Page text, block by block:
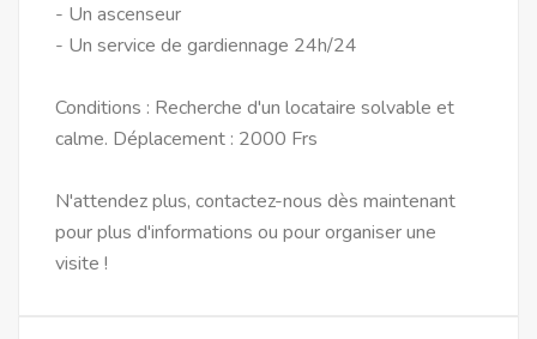
- Un ascenseur
- Un service de gardiennage 24h/24
Conditions : Recherche d'un locataire solvable et
calme. Déplacement : 2000 Frs
N'attendez plus, contactez-nous dès maintenant
pour plus d'informations ou pour organiser une
visite !